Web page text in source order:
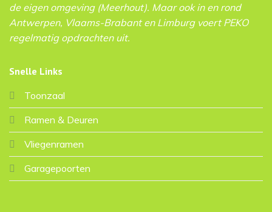
de eigen omgeving (Meerhout). Maar ook in en rond
Antwerpen, Vlaams-Brabant en Limburg voert PEKO
regelmatig opdrachten uit.
Snelle Links
Toonzaal
Ramen & Deuren
Vliegenramen
Garagepoorten